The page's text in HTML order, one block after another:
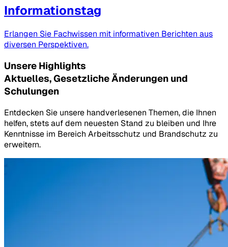
Informationstag
Erlangen Sie Fachwissen mit informativen Berichten aus
diversen Perspektiven.
Unsere Highlights
Aktuelles, Gesetzliche Änderungen und
Schulungen
Entdecken Sie unsere handverlesenen Themen, die Ihnen
helfen, stets auf dem neuesten Stand zu bleiben und Ihre
Kenntnisse im Bereich Arbeitsschutz und Brandschutz zu
erweitern.